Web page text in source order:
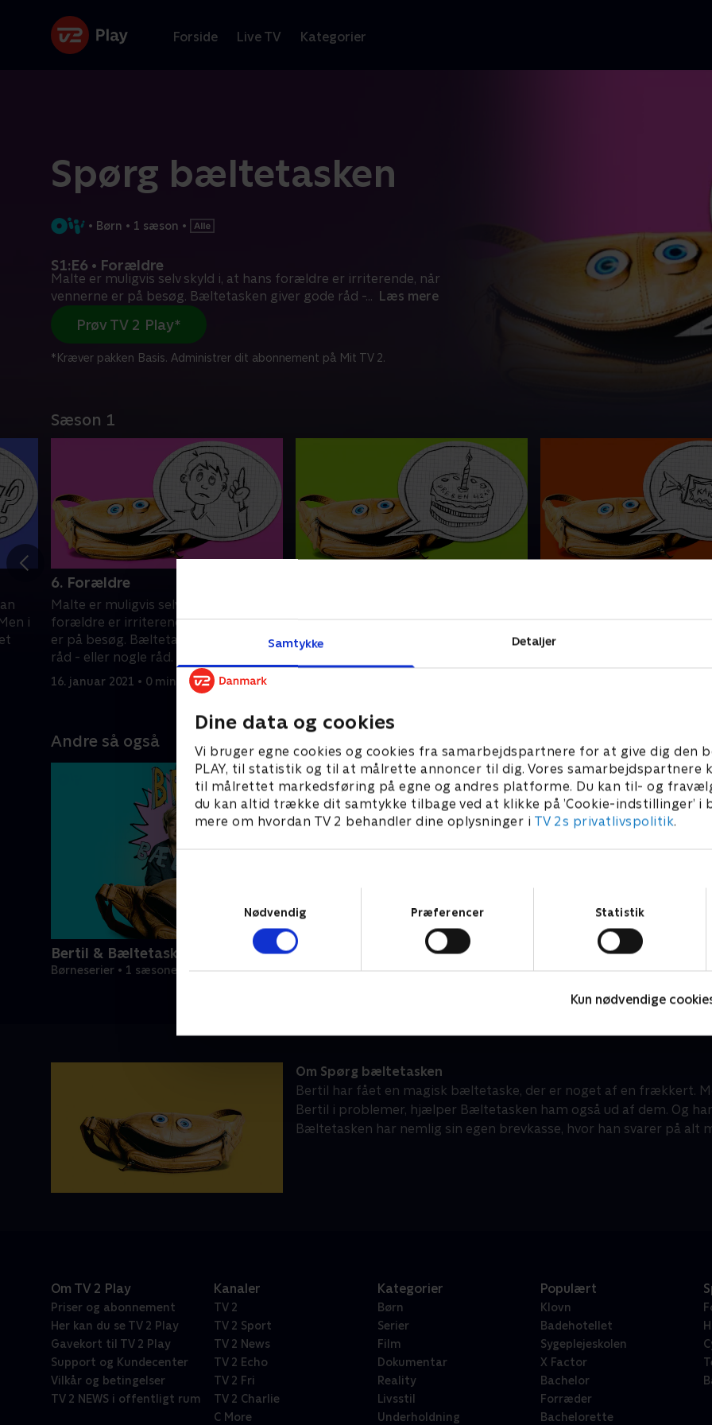
Samtykke Detaljer
Dine data og cookies
Vi bruger egne cookies og cookies fra samarbejdspartnere for at give dig den
PLAY, til statistik og til at målrette annoncer til dig. Vores samarbejdspartnere
til målrettet markedsføring på egne og andres platforme. Du kan til- og
du kan altid trække dit samtykke tilbage ved at klikke på ’Cookie-indstillinger’ i
mere om hvordan TV 2 behandler dine oplysninger i TV 2s privatlivspolitik.
Nødvendig
Præferencer Statistik
Kun nødvendige
Forside Live TV Kategorier
Spørg bæltetasken
• Børn • 1 sæson •
S1:E6 • Forældre
Malte er muligvis selv skyld i, at hans forældre er irriterende, når
vennerne er på besøg. Bæltetasken giver gode råd -... Læs mere
Prøv TV 2 Play*
*Kræver pakken Basis. Administrer dit abonnement på Mit TV 2.
Sæson 1
i
6. Forældre
Malte er muligvis selv skyld i, at hans
forældre er irriterende, når vennerne
er på besøg. Bæltetasken giver gode
råd - eller nogle råd.
16. januar 2021 • 0 min
hans forældre er. Men hvorfor i
alverden følger Preben på 42 år
hendes madpakke lugter
Andre så også
Bertil & Bæltetasken
Børneserier • 1 sæsoner
Originalos?
Om Spørg bæltetasken
Bertil har fået en magisk bæltetaske, der er noget af en frækkert.
Bertil i problemer, hjælper Bæltetasken ham også ud af dem. Og
Bæltetasken har nemlig sin egen brevkasse, hvor han svarer på alt
Om TV 2 Play
Priser og abonnement
Her kan du se TV 2 Play
Gavekort til TV 2 Play
Support og Kundecenter
Vilkår og betingelser
TV 2 NEWS i offentligt rum
Kanaler
TV 2
TV 2 Sport
TV 2 News
TV 2 Echo
TV 2 Fri
TV 2 Charlie
C More
Kategorier
Børn
Serier
Film
Dokumentar
Reality
Livsstil
Underholdning
Populært
Klovn
Badehotellet
Sygeplejeskolen
X Factor
Bachelor
Forræder
Bachelorette